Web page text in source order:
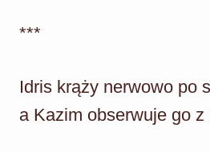
***
Idris krąży nerwowo po
a Kazim obserwuje go z